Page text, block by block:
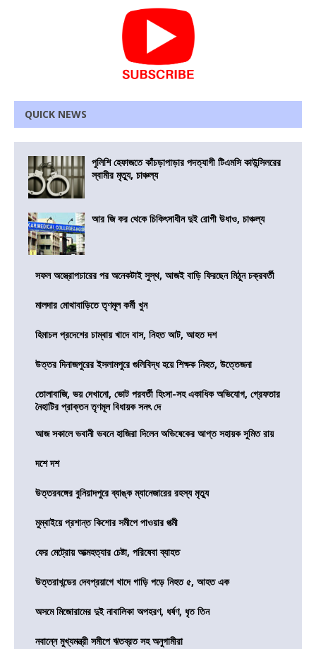
QUICK NEWS
পুলিশি হেফাজতে কাঁচড়াপাড়ার পদত্যাগী টিএমসি কাউন্সিলরের
স্বামীর মৃত্যু, চাঞ্চল্য
আর জি কর থেকে চিকিৎসাধীন দুই রোগী উধাও, চাঞ্চল্য
সফল অস্ত্রোপচারের পর অনেকটাই সুস্থ, আজই বাড়ি ফিরছেন মিঠুন চক্রবর্তী
মালদার মোথাবাড়িতে তৃণমূল কর্মী খুন
হিমাচল প্রদেশের চাম্বায় খাদে বাস, নিহত আট, আহত দশ
উত্তর দিনাজপুরের ইসলামপুরে গুলিবিদ্ধ হয়ে শিক্ষক নিহত, উত্তেজনা
তোলাবাজি, ভয় দেখানো, ভোট পরবর্তী হিংসা-সহ একাধিক অভিযোগ, গ্রেফতার
নৈহাটির প্রাক্তন তৃণমূল বিধায়ক সনৎ দে
আজ সকালে ভবানী ভবনে হাজিরা দিলেন অভিষেকের আপ্ত সহায়ক সুমিত রায়
দশে দশ
উত্তরবঙ্গের বুনিয়াদপুরে ব্যাঙ্ক ম্যানেজারের রহস্য মৃত্যু
মুম্বাইয়ে প্রশান্ত কিশোর সমীপে পাওয়ার পত্মী
ফের মেট্রোয় আত্মহত্যার চেষ্টা, পরিষেবা ব্যাহত
উত্তরাখন্ডের দেবপ্রয়াগে খাদে গাড়ি পড়ে নিহত ৫, আহত এক
অসমে মিজোরামের দুই নাবালিকা অপহরণ, ধর্ষণ, ধৃত তিন
নবান্নে মুখ্যমন্ত্রী সমীপে ঋতব্রত সহ অনুগামীরা